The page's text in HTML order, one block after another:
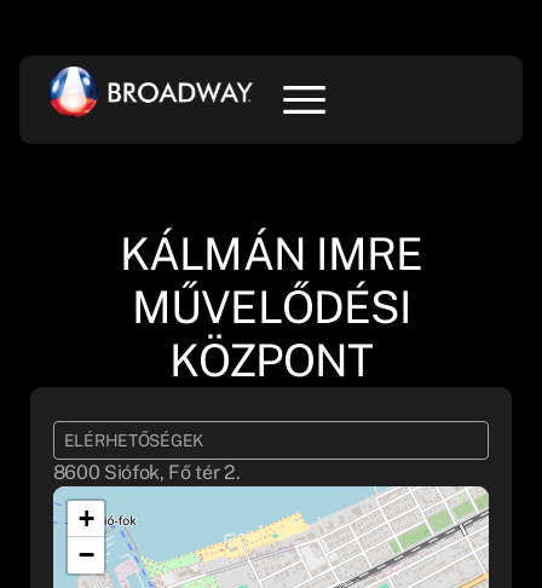
KÁLMÁN IMRE
MŰVELŐDÉSI
KÖZPONT
ELÉRHETŐSÉGEK
8600 Siófok, Fő tér 2.
+
−